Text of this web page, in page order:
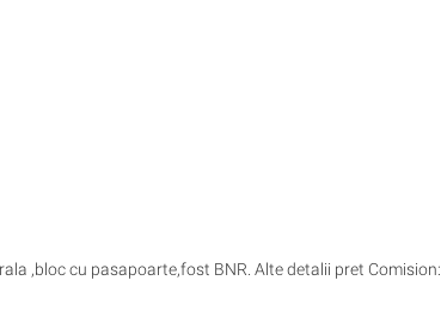
,bloc cu pasapoarte,fost BNR. Alte detalii pret Comision: